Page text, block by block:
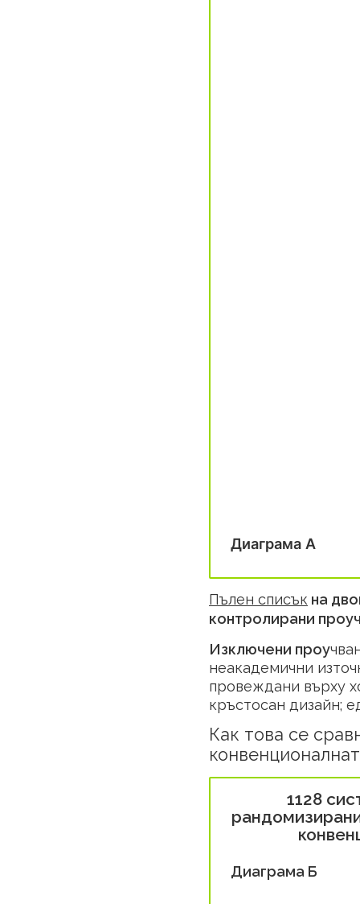
Диаграмa A
Пълен списък на
контролирани
Изключени проу
неакадемични
провеждани върху
кръстосан дизайн;
Как това се
1128
Диаграма Б